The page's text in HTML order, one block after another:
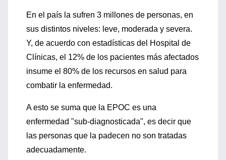
En el país la sufren 3 millones de personas, en
sus distintos niveles: leve, moderada y severa.
Y, de acuerdo con estadísticas del Hospital de
Clínicas, el 12% de los pacientes más afectados
insume el 80% de los recursos en salud para
combatir la enfermedad.
A esto se suma que la EPOC es una
enfermedad "sub-diagnosticada", es decir que
las personas que la padecen no son tratadas
adecuadamente.